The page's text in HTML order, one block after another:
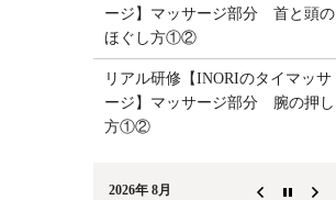
ージ】マッサージ部分 首と頭の
ほぐし方①②
リアル研修【INORIのタイマッサ
ージ】マッサージ部分 腕の押し
方①②
2026年 8月